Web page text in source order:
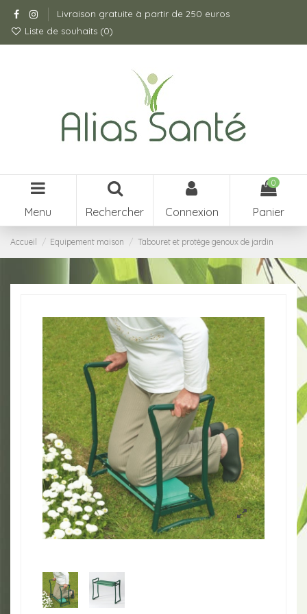
Livraison gratuite à partir de 250 euros
Liste de souhaits (0)
Menu Rechercher Connexion
0
Panier
Accueil Equipement maison Tabouret et protège genoux de jardin